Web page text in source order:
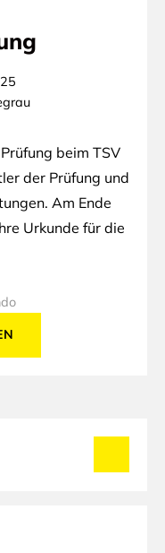
beim TSV
der Prüfung und
Am Ende
Urkunde für die